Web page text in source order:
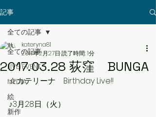
記事
全ての記事
LIVE/EVENT
MEDIA
絵
新作
全ての記事
2017.03.28 荻窪 BUNGA
kateryna81
2017年2月27日 読了時間: 1分
☆カテリーナ　Birthday Live!!
♪3月28日（火）